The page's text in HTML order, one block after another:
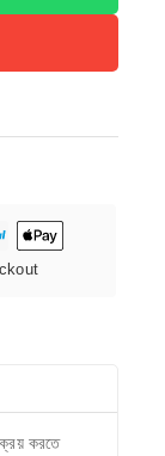
ক্রয় করতে